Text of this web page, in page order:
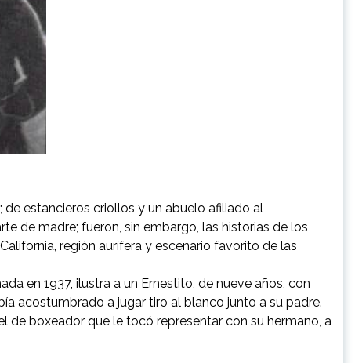
estancieros criollos y un abuelo afiliado al
de madre; fueron, sin embargo, las historias de los
región aurífera y escenario favorito de las
en 1937, ilustra a un Ernestito, de nueve años, con
acostumbrado a jugar tiro al blanco junto a su padre.
de boxeador que le tocó representar con su hermano, a